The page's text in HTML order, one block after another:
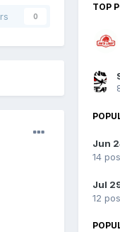
0
TOP
Jun
14
Jul
12